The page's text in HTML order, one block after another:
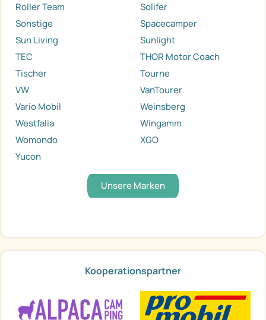
Roller Team
Solifer
Sonstige
Spacecamper
Sun Living
Sunlight
TEC
THOR Motor Coach
Tischer
Tourne
VW
VanTourer
Vario Mobil
Weinsberg
Westfalia
Wingamm
Womondo
XGO
Yucon
Unsere Marken
Kooperationspartner